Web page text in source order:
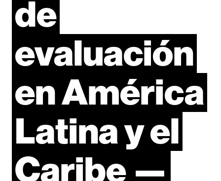
de
evaluación
enAmérica
Latinayel
Caribe —